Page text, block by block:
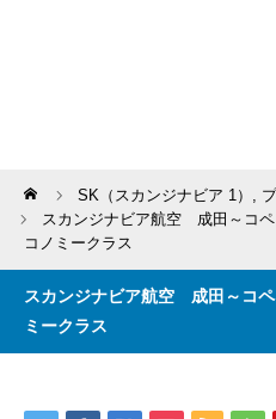
Home SK（スカンジナビア 1） ,
スカンジナビア航空 成田～コ
コノミークラス
スカンジナビア航空 成田～コ
ミークラス